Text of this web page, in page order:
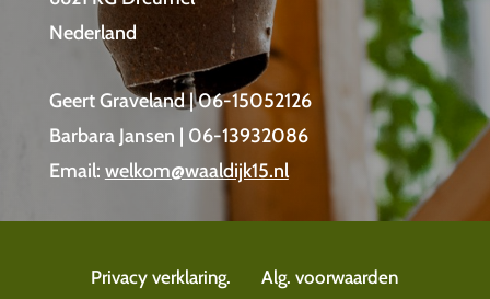
Nederland
Geert Graveland | 06-15052126
Barbara Jansen | 06-13932086
Email: welkom@waaldijk15.nl
Privacy verklaring. Alg. voorwaarden